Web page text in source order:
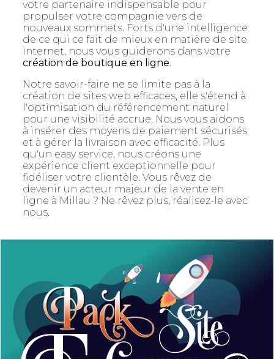
votre partenaire indispensable pour
propulser votre compagnie vers de
nouveaux sommets. Forts d'une intelligence
de ce qui ce fait de mieux en matière de site
internet, nous vous guiderons dans votre
création de boutique en ligne
Notre savoir-faire ne se limite pas à la
création de sites web efficaces, elle s'étend à
l'optimisation du référencement naturel
pour une visibilité accrue. Nous vous aidons
à insérer des moyens de paiement sécurisés
et à gérer la livraison avec efficacité. Plus
qu'un easy service, nous créons une
expérience client exceptionnelle pour
fidéliser votre clientèle. Vous rêvez de
devenir un acteur majeur de la vente en
ligne à Millau ? Ne rêvez plus, réalisez-le avec
nous.